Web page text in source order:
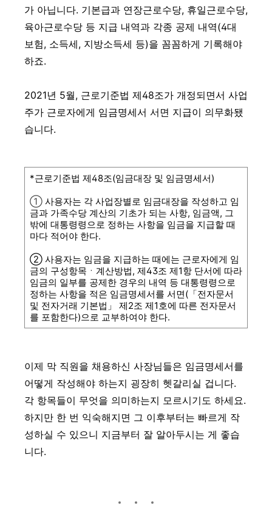
가 아닙니다. 기본급과 연장근로수당, 휴일근로수당,
육아근로수당 등 지급 내역과 각종 공제 내역(4대
보험, 소득세, 지방소득세 등)을 꼼꼼하게 기록해야
하죠.
2021년 5월, 근로기준법 제48조가 개정되면서 사업
주가 근로자에게 임금명세서 서면 지급이 의무화됐
습니다.
*근로기준법 제48조(임금대장 및 임금명세서)
① 사용자는 각 사업장별로 임금대장을 작성하고 임
금과 가족수당 계산의 기초가 되는 사항, 임금액, 그
밖에 대통령령으로 정하는 사항을 임금을 지급할 때
마다 적어야 한다.
② 사용자는 임금을 지급하는 때에는 근로자에게 임
금의 구성항목ㆍ계산방법, 제43조 제1항 단서에 따라
임금의 일부를 공제한 경우의 내역 등 대통령령으로
정하는 사항을 적은 임금명세서를 서면(「전자문서
및 전자거래 기본법」 제2조 제1호에 따른 전자문서
를 포함한다)으로 교부하여야 한다.
이제 막 직원을 채용하신 사장님들은 임금명세서를
어떻게 작성해야 하는지 굉장히 헷갈리실 겁니다.
각 항목들이 무엇을 의미하는지 모르시기도 하세요.
하지만 한 번 익숙해지면 그 이후부터는 빠르게 작
성하실 수 있으니 지금부터 잘 알아두시는 게 좋습
니다.